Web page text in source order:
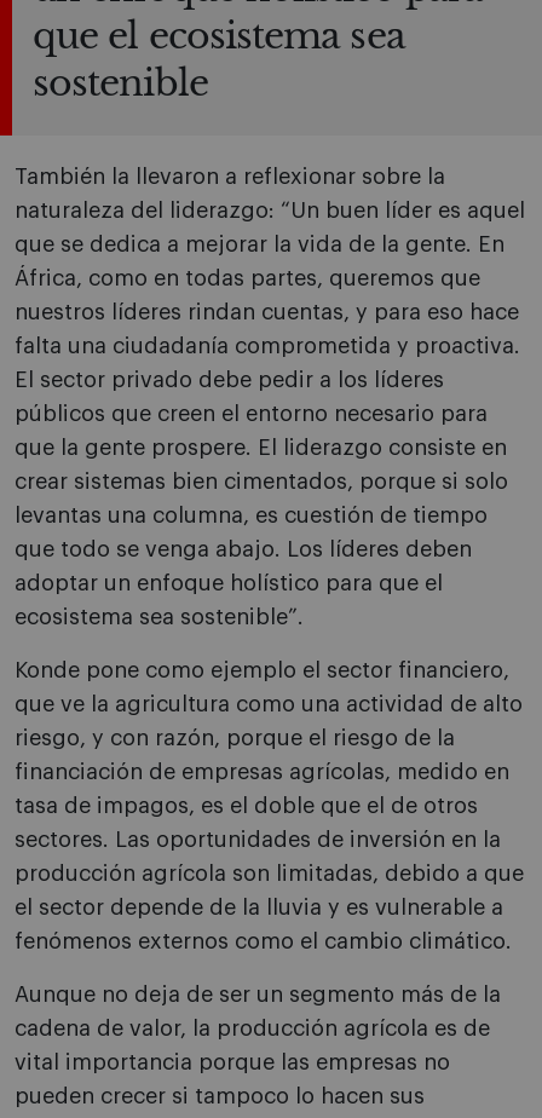
que el ecosistema sea
sostenible
También la llevaron a reflexionar sobre la
naturaleza del liderazgo: “Un buen líder es aquel
que se dedica a mejorar la vida de la gente. En
África, como en todas partes, queremos que
nuestros líderes rindan cuentas, y para eso hace
falta una ciudadanía comprometida y proactiva.
El sector privado debe pedir a los líderes
públicos que creen el entorno necesario para
que la gente prospere. El liderazgo consiste en
crear sistemas bien cimentados, porque si solo
levantas una columna, es cuestión de tiempo
que todo se venga abajo. Los líderes deben
adoptar un enfoque holístico para que el
ecosistema sea sostenible”.
Konde pone como ejemplo el sector financiero,
que ve la agricultura como una actividad de alto
riesgo, y con razón, porque el riesgo de la
financiación de empresas agrícolas, medido en
tasa de impagos, es el doble que el de otros
sectores. Las oportunidades de inversión en la
producción agrícola son limitadas, debido a que
el sector depende de la lluvia y es vulnerable a
fenómenos externos como el cambio climático.
Aunque no deja de ser un segmento más de la
cadena de valor, la producción agrícola es de
vital importancia porque las empresas no
pueden crecer si tampoco lo hacen sus